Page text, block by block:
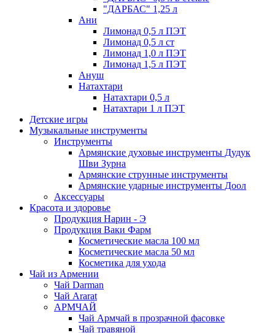
"ДАРБАС" 1,25 л
Ани
Лимонад 0,5 л ПЭТ
Лимонад 0,5 л ст
Лимонад 1,0 л ПЭТ
Лимонад 1,5 л ПЭТ
Ануш
Натахтари
Натахтари 0,5 л
Натахтари 1 л ПЭТ
Детские игры
Музыкальные инструменты
Инструменты
Армянские духовые инструменты Дудук
Шви Зурна
Армянские струнные инструменты
Армянские ударные инструменты Доол
Аксессуары
Красота и здоровье
Продукция Нарин - Э
Продукция Ваки Фарм
Косметические масла 100 мл
Косметические масла 50 мл
Косметика для ухода
Чай из Армении
Чай Darman
Чай Ararat
АРМЧАЙ
Чай Армчай в прозрачной фасовке
Чай травяной